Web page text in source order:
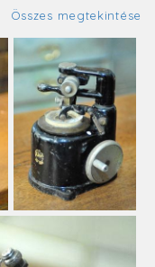
Összes megtekintése